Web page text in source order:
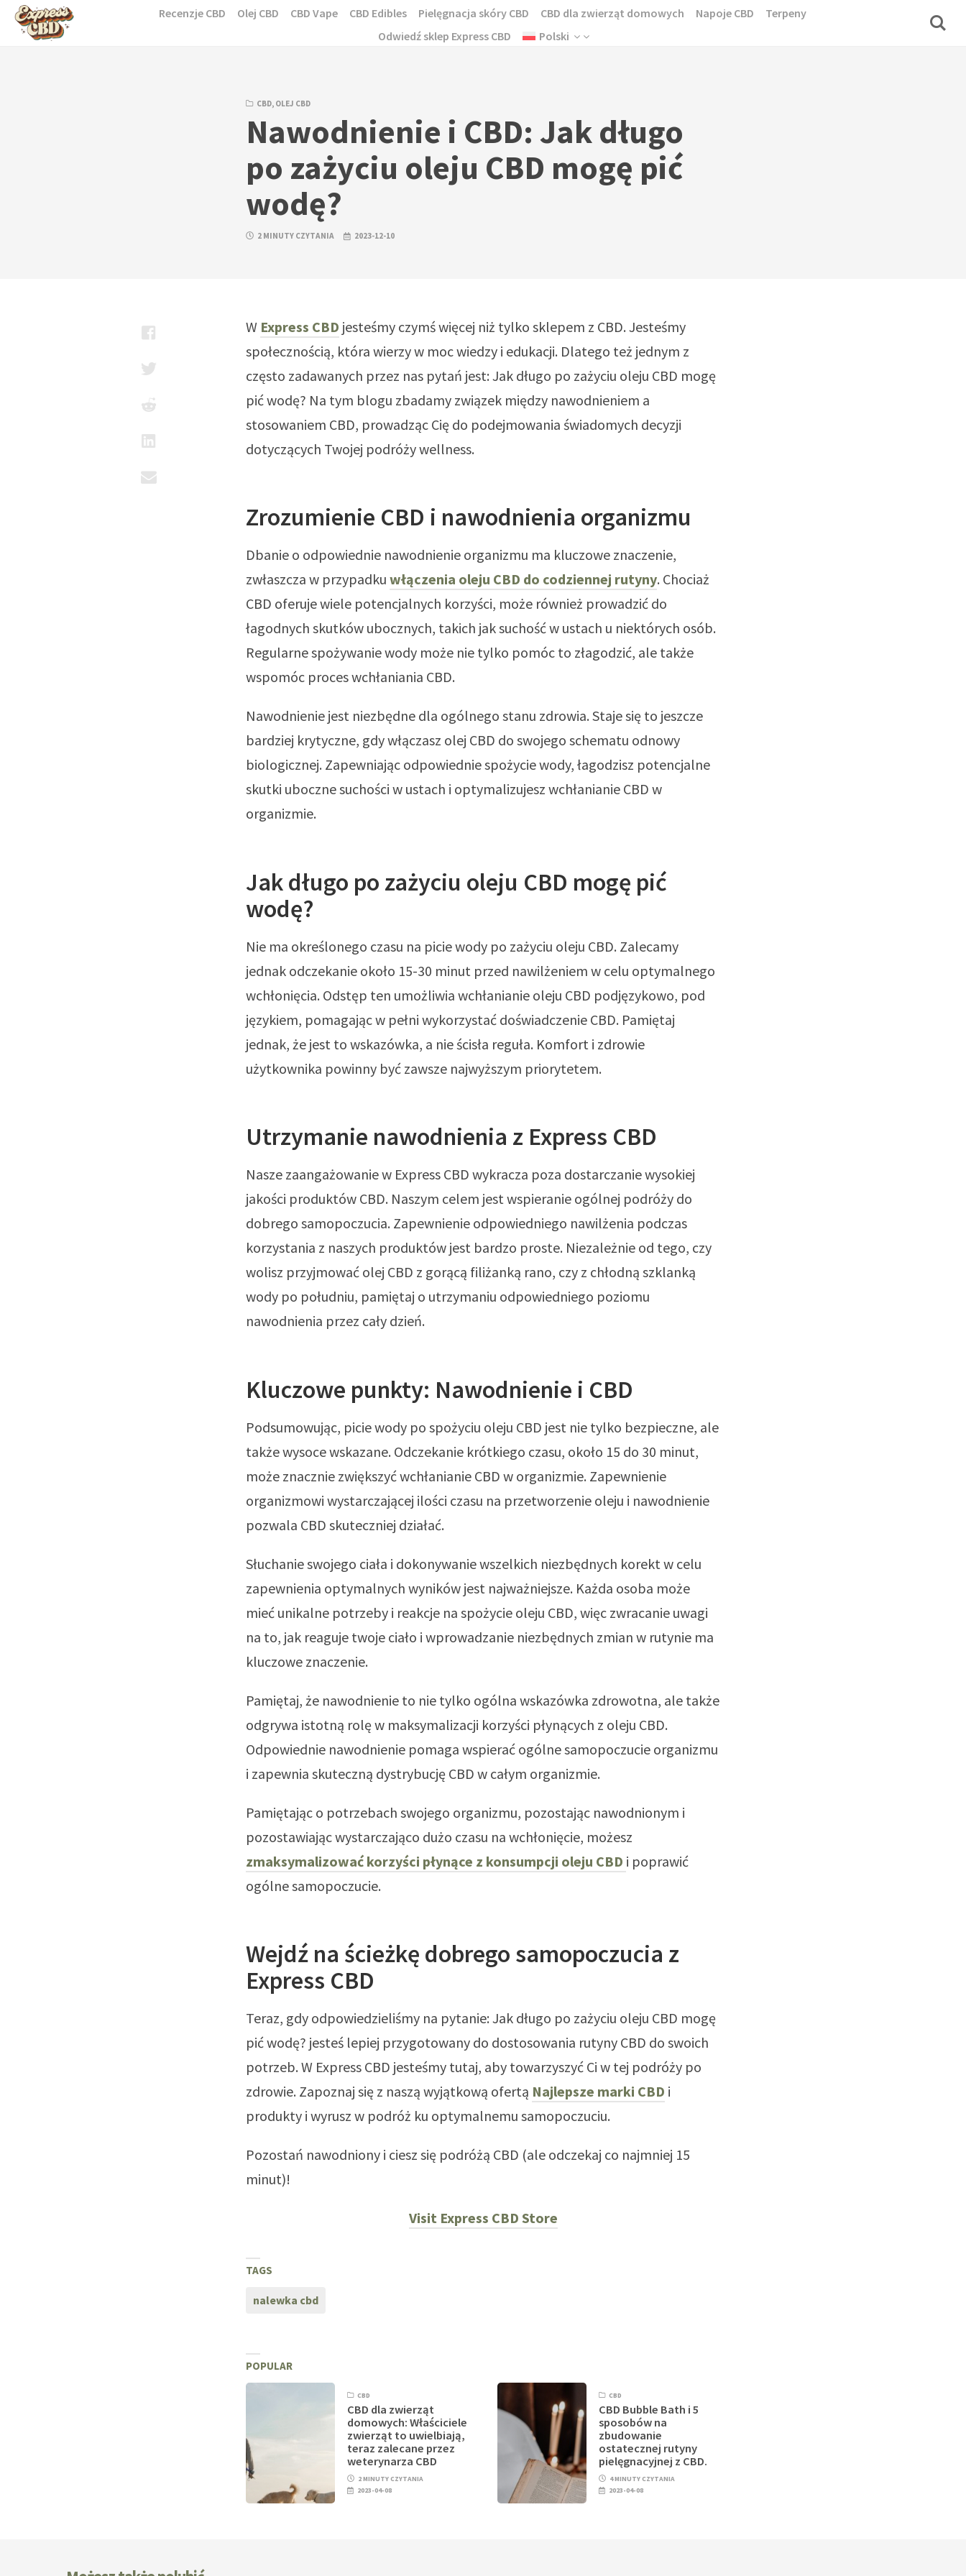
Skip
Recenzje CBD Olej CBD CBD Vape CBD Edibles Pielęgnacja skóry CBD CBD dla zwierząt domowych Napoje CBD
Terpeny
Odwiedź sklep Express CBD
Polski
CBD, OLEJ CBD
Nawodnienie i CBD: Jak długo
po zażyciu oleju CBD mogę pić
wodę?
2 MINUTY CZYTANIA 2023-12-10
W Express CBD jesteśmy czymś więcej niż tylko sklepem z CBD. Jesteśmy
społecznością, która wierzy w moc wiedzy i edukacji. Dlatego też jednym z
często zadawanych przez nas pytań jest: Jak długo po zażyciu oleju CBD mogę
pić wodę? Na tym blogu zbadamy związek między nawodnieniem a
stosowaniem CBD, prowadząc Cię do podejmowania świadomych decyzji
dotyczących Twojej podróży wellness.
Zrozumienie CBD i nawodnienia organizmu
Dbanie o odpowiednie nawodnienie organizmu ma kluczowe znaczenie,
zwłaszcza w przypadku włączenia oleju CBD do codziennej rutyny. Chociaż
CBD oferuje wiele potencjalnych korzyści, może również prowadzić do
łagodnych skutków ubocznych, takich jak suchość w ustach u niektórych osób.
Regularne spożywanie wody może nie tylko pomóc to złagodzić, ale także
wspomóc proces wchłaniania CBD.
Nawodnienie jest niezbędne dla ogólnego stanu zdrowia. Staje się to jeszcze
bardziej krytyczne, gdy włączasz olej CBD do swojego schematu odnowy
biologicznej. Zapewniając odpowiednie spożycie wody, łagodzisz potencjalne
skutki uboczne suchości w ustach i optymalizujesz wchłanianie CBD w
organizmie.
Jak długo po zażyciu oleju CBD mogę pić
wodę?
Nie ma określonego czasu na picie wody po zażyciu oleju CBD. Zalecamy
jednak odczekanie około 15-30 minut przed nawilżeniem w celu optymalnego
wchłonięcia. Odstęp ten umożliwia wchłanianie oleju CBD podjęzykowo, pod
językiem, pomagając w pełni wykorzystać doświadczenie CBD. Pamiętaj
jednak, że jest to wskazówka, a nie ścisła reguła. Komfort i zdrowie
użytkownika powinny być zawsze najwyższym priorytetem.
Utrzymanie nawodnienia z Express CBD
Nasze zaangażowanie w Express CBD wykracza poza dostarczanie wysokiej
jakości produktów CBD. Naszym celem jest wspieranie ogólnej podróży do
dobrego samopoczucia. Zapewnienie odpowiedniego nawilżenia podczas
korzystania z naszych produktów jest bardzo proste. Niezależnie od tego, czy
wolisz przyjmować olej CBD z gorącą filiżanką rano, czy z chłodną szklanką
wody po południu, pamiętaj o utrzymaniu odpowiedniego poziomu
nawodnienia przez cały dzień.
Kluczowe punkty: Nawodnienie i CBD
Podsumowując, picie wody po spożyciu oleju CBD jest nie tylko bezpieczne, ale
także wysoce wskazane. Odczekanie krótkiego czasu, około 15 do 30 minut,
może znacznie zwiększyć wchłanianie CBD w organizmie. Zapewnienie
organizmowi wystarczającej ilości czasu na przetworzenie oleju i nawodnienie
pozwala CBD skuteczniej działać.
Słuchanie swojego ciała i dokonywanie wszelkich niezbędnych korekt w celu
zapewnienia optymalnych wyników jest najważniejsze. Każda osoba może
mieć unikalne potrzeby i reakcje na spożycie oleju CBD, więc zwracanie uwagi
na to, jak reaguje twoje ciało i wprowadzanie niezbędnych zmian w rutynie ma
kluczowe znaczenie.
Pamiętaj, że nawodnienie to nie tylko ogólna wskazówka zdrowotna, ale także
odgrywa istotną rolę w maksymalizacji korzyści płynących z oleju CBD.
Odpowiednie nawodnienie pomaga wspierać ogólne samopoczucie organizmu
i zapewnia skuteczną dystrybucję CBD w całym organizmie.
Pamiętając o potrzebach swojego organizmu, pozostając nawodnionym i
pozostawiając wystarczająco dużo czasu na wchłonięcie, możesz
zmaksymalizować korzyści płynące z konsumpcji oleju CBD i poprawić
ogólne samopoczucie.
Wejdź na ścieżkę dobrego samopoczucia z
Express CBD
Teraz, gdy odpowiedzieliśmy na pytanie: Jak długo po zażyciu oleju CBD mogę
pić wodę? jesteś lepiej przygotowany do dostosowania rutyny CBD do swoich
potrzeb. W Express CBD jesteśmy tutaj, aby towarzyszyć Ci w tej podróży po
zdrowie. Zapoznaj się z naszą wyjątkową ofertą Najlepsze marki CBD i
produkty i wyrusz w podróż ku optymalnemu samopoczuciu.
Pozostań nawodniony i ciesz się podróżą CBD (ale odczekaj co najmniej 15
minut)!
Visit Express CBD Store
TAGS
nalewka cbd
POPULAR
CBD
CBD dla zwierząt
domowych: Właściciele
zwierząt to uwielbiają,
teraz zalecane przez
weterynarza CBD
2 MINUTY CZYTANIA
2023-04-08
CBD
CBD Bubble Bath i 5
sposobów na
zbudowanie
ostatecznej rutyny
pielęgnacyjnej z CBD.
4 MINUTY CZYTANIA
2023-04-08